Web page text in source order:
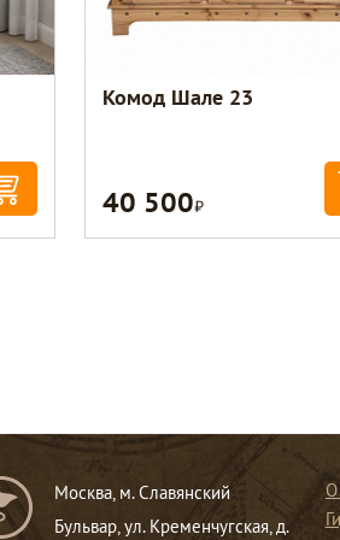
Комод Шале 23
40 500Р
Москва, м. Славянский
Бульвар, ул. Кременчугская, д.
О